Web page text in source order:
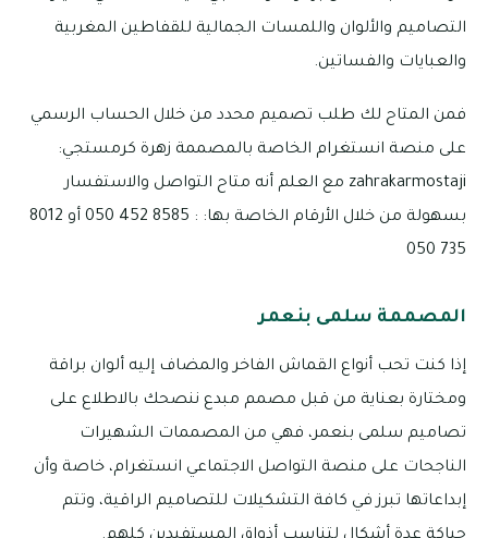
التصاميم والألوان واللمسات الجمالية للقفاطين المغربية
والعبايات والفساتين.
فمن المتاح لك طلب تصميم محدد من خلال الحساب الرسمي
على منصة انستغرام الخاصة بالمصممة زهرة كرمستجي:
zahrakarmostaji مع العلم أنه متاح التواصل والاستفسار
بسهولة من خلال الأرقام الخاصة بها: : 8585 452 050 أو 8012
735 050
المصممة سلمى بنعمر
إذا كنت تحب أنواع القماش الفاخر والمضاف إليه ألوان براقة
ومختارة بعناية من قبل مصمم مبدع ننصحك بالاطلاع على
تصاميم سلمى بنعمر، فهي من المصممات الشهيرات
الناجحات على منصة التواصل الاجتماعي انستغرام، خاصة وأن
إبداعاتها تبرز في كافة التشكيلات للتصاميم الراقية، وتتم